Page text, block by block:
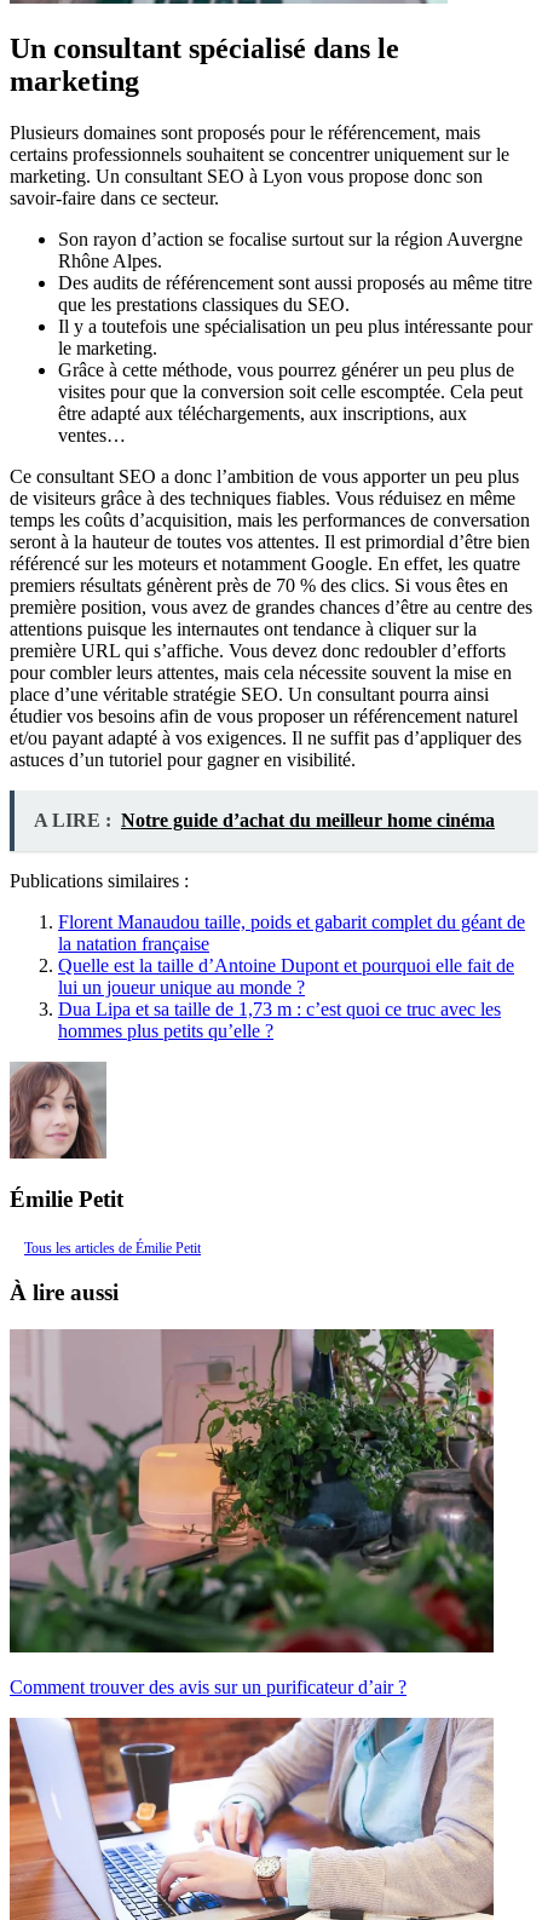
Un consultant spécialisé dans le
marketing
Plusieurs domaines sont proposés pour le référencement, mais
certains professionnels souhaitent se concentrer uniquement sur le
marketing. Un consultant SEO à Lyon vous propose donc son
savoir-faire dans ce secteur.
Son rayon d’action se focalise surtout sur la région Auvergne
Rhône Alpes.
Des audits de référencement sont aussi proposés au même titre
que les prestations classiques du SEO.
Il y a toutefois une spécialisation un peu plus intéressante pour
le marketing.
Grâce à cette méthode, vous pourrez générer un peu plus de
visites pour que la conversion soit celle escomptée. Cela peut
être adapté aux téléchargements, aux inscriptions, aux
ventes…
Ce consultant SEO a donc l’ambition de vous apporter un peu plus
de visiteurs grâce à des techniques fiables. Vous réduisez en même
temps les coûts d’acquisition, mais les performances de conversation
seront à la hauteur de toutes vos attentes. Il est primordial d’être bien
référencé sur les moteurs et notamment Google. En effet, les quatre
premiers résultats génèrent près de 70 % des clics. Si vous êtes en
première position, vous avez de grandes chances d’être au centre des
attentions puisque les internautes ont tendance à cliquer sur la
première URL qui s’affiche. Vous devez donc redoubler d’efforts
pour combler leurs attentes, mais cela nécessite souvent la mise en
place d’une véritable stratégie SEO. Un consultant pourra ainsi
étudier vos besoins afin de vous proposer un référencement naturel
et/ou payant adapté à vos exigences. Il ne suffit pas d’appliquer des
astuces d’un tutoriel pour gagner en visibilité.
A LIRE : Notre guide d’achat du meilleur home cinéma
Publications similaires :
Florent Manaudou taille, poids et gabarit complet du géant de
la natation française
Quelle est la taille d’Antoine Dupont et pourquoi elle fait de
lui un joueur unique au monde ?
Dua Lipa et sa taille de 1,73 m : c’est quoi ce truc avec les
hommes plus petits qu’elle ?
Émilie Petit
Tous les articles de Émilie Petit
À lire aussi
Comment trouver des avis sur un purificateur d’air ?